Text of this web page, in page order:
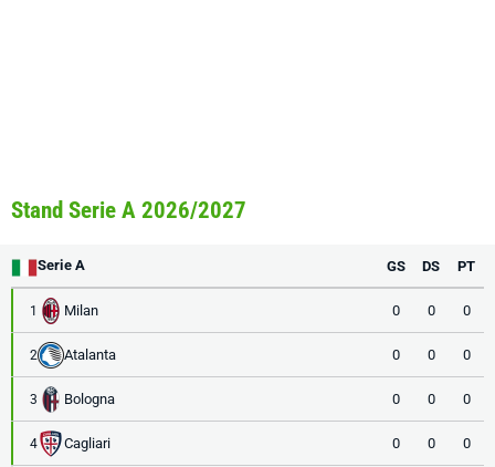
Stand Serie A 2026/2027
Serie A GS DS PT
1 Milan 0 0 0
2 Atalanta 0 0 0
3 Bologna 0 0 0
4 Cagliari 0 0 0